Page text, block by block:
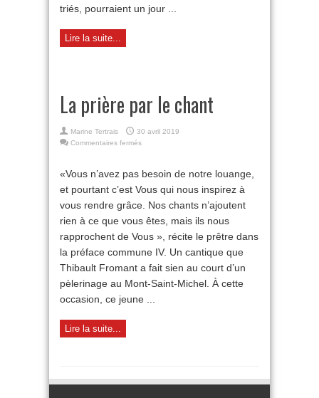
triés, pourraient un jour ...
Lire la suite...
La prière par le chant
Marine Tertrais
30 avril 2019
Commentaires fermés
par
le
«Vous n’avez pas besoin de notre louange,
et pourtant c’est Vous qui nous inspirez à
vous rendre grâce. Nos chants n’ajoutent
rien à ce que vous êtes, mais ils nous
rapprochent de Vous », récite le prêtre dans
la préface commune IV. Un cantique que
Thibault Fromant a fait sien au court d’un
pèlerinage au Mont-Saint-Michel. À cette
occasion, ce jeune ...
Lire la suite...